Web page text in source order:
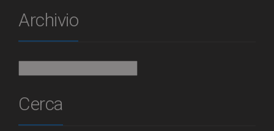
Archivio
Cerca